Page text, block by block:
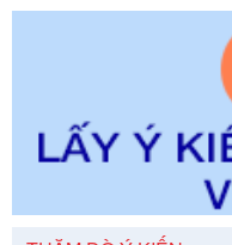
292/
Tên: Nghị định số 292/
định chi tiết một số điều
dẫn thi hành Luật Quản
Ngày ban hành: 21/07/
Số kí hiệu:292/2026/
Tên: Nghị định số 292/
định chi tiết một số điều
dẫn thi hành Luật Quản